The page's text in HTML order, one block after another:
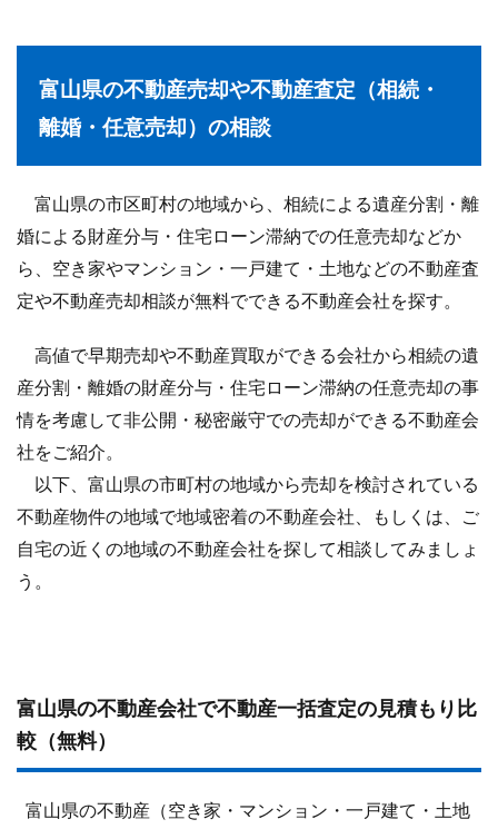
富山県の不動産売却や不動産査定（相続・
離婚・任意売却）の相談
富山県の市区町村の地域から、相続による遺産分割・離
婚による財産分与・住宅ローン滞納での任意売却などか
ら、空き家やマンション・一戸建て・土地などの不動産査
定や不動産売却相談が無料でできる不動産会社を探す。
高値で早期売却や不動産買取ができる会社から相続の遺
産分割・離婚の財産分与・住宅ローン滞納の任意売却の事
情を考慮して非公開・秘密厳守での売却ができる不動産会
社をご紹介。
以下、富山県の市町村の地域から売却を検討されている
不動産物件の地域で地域密着の不動産会社、もしくは、ご
自宅の近くの地域の不動産会社を探して相談してみましょ
う。
富山県の不動産会社で不動産一括査定の見積もり比
較（無料）
富山県の不動産（空き家・マンション・一戸建て・土地